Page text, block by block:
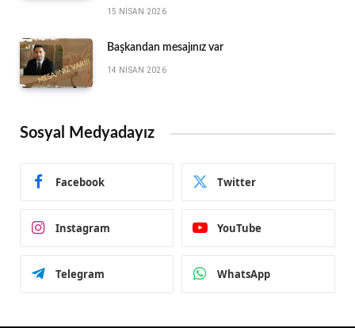
15 NISAN 2026
Başkandan mesajınız var
14 NISAN 2026
Sosyal Medyadayız
Facebook Twitter
Instagram YouTube
Telegram WhatsApp